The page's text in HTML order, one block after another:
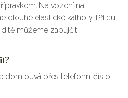
Na vození na
dlouhé elastické kalhoty. Přilbu
můžeme zapůjčit.
domlouvá přes telefonní číslo